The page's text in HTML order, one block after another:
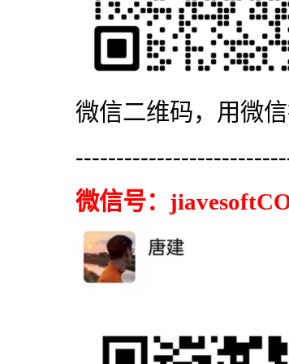
微信二维码，用微
微信号：